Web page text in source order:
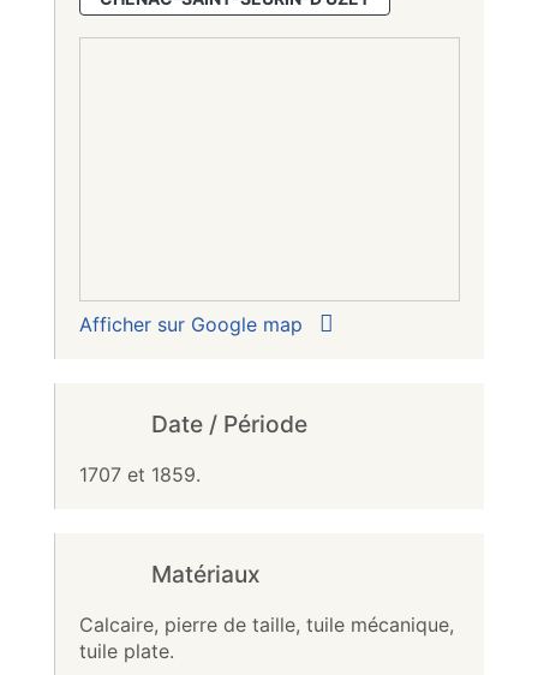
Afficher sur Google map
Date / Période
1707 et 1859.
Matériaux
Calcaire, pierre de taille, tuile mécanique,
tuile plate.